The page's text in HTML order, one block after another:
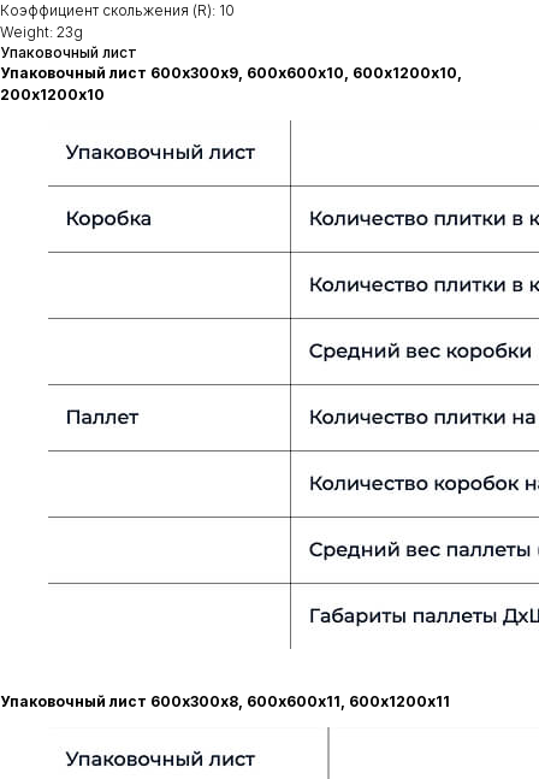
Коэффициент скольжения (R): 10
Weight: 23g
Упаковочный лист
Упаковочный лист 600х300х9, 600х600х10, 600х1200х10,
200х1200х10
Упаковочный лист 600х300х8, 600х600х11, 600х1200х11